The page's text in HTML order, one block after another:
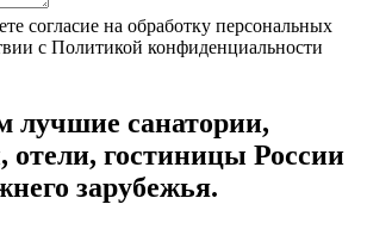
согласие на обработку персональных
с Политикой конфиденциальности
лучшие санатории,
отели, гостиницы России
зарубежья.